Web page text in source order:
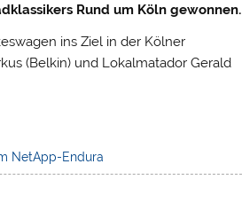
Rund um Köln gewonnen.
ins Ziel in der Kölner
(Belkin) und Lokalmatador Gerald
NetApp-Endura